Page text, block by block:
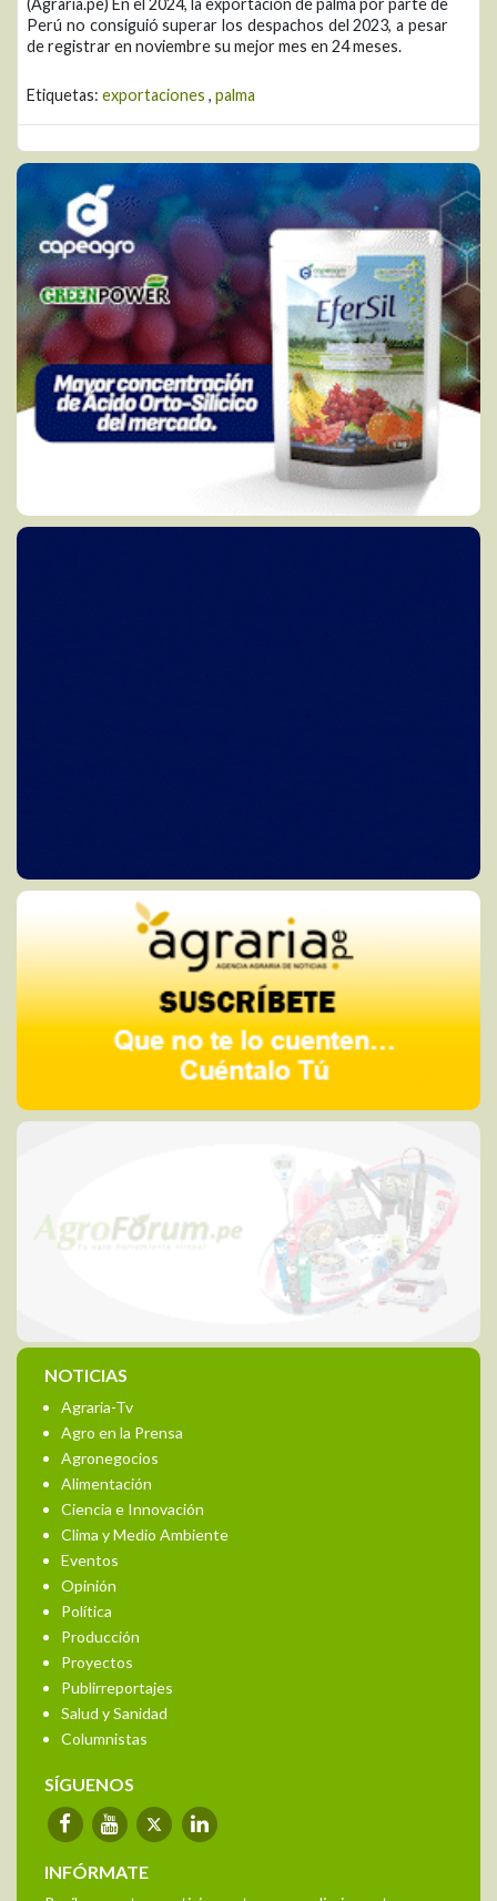
(Agraria.pe) En el 2024, la exportación de palma por parte de
Perú no consiguió superar los despachos del 2023, a pesar
de registrar en noviembre su mejor mes en 24 meses.
Etiquetas: exportaciones , palma
NOTICIAS
Agraria-Tv
Agro en la Prensa
Agronegocios
Alimentación
Ciencia e Innovación
Clima y Medio Ambiente
Eventos
Opinión
Política
Producción
Proyectos
Publirreportajes
Salud y Sanidad
Columnistas
SÍGUENOS
INFÓRMATE